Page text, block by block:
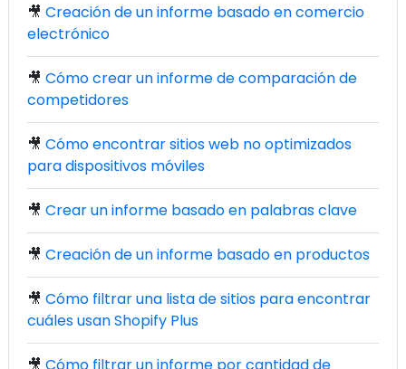
🎥 Creación de un informe basado en comercio
electrónico
🎥 Cómo crear un informe de comparación de
competidores
🎥 Cómo encontrar sitios web no optimizados
para dispositivos móviles
🎥 Crear un informe basado en palabras clave
🎥 Creación de un informe basado en productos
🎥 Cómo filtrar una lista de sitios para encontrar
cuáles usan Shopify Plus
🎥 Cómo filtrar un informe por cantidad de